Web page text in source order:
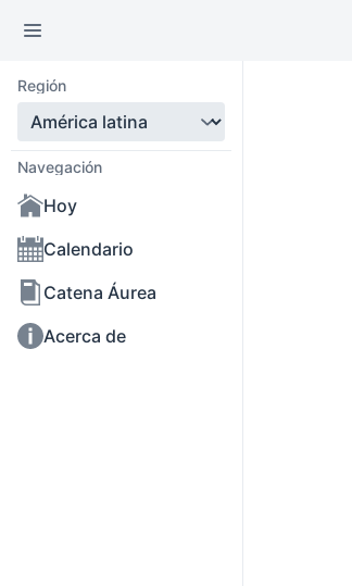
Región
Navegación
Hoy
Calendario
Catena Áurea
Acerca de